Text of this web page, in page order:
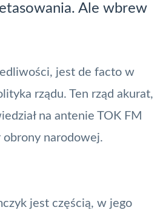
Ale wbrew
jest de facto w
rządu. Ten rząd akurat,
na antenie TOK FM
obrony narodowej.
jest częścią, w jego